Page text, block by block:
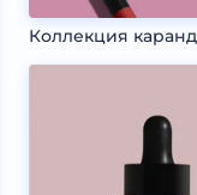
Коллекция